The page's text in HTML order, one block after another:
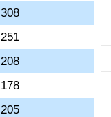
308
251
208
178
205